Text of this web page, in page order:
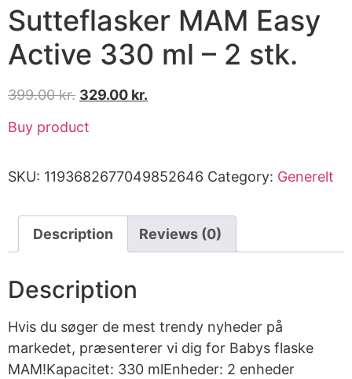
Sutteflasker MAM Easy
Active 330 ml – 2 stk.
399.00kr. 329.00 kr.
Buy product
SKU: 1193682677049852646 Category: Generelt
Description Reviews (0)
Description
Hvis du søger de mest trendy nyheder på
markedet, præsenterer vi dig for Babys flaske
MAM!Kapacitet: 330 mlEnheder: 2 enheder